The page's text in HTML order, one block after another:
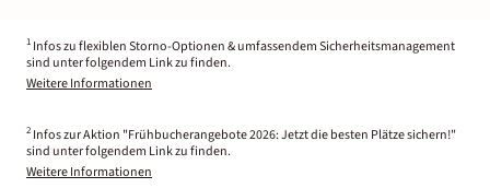
1 Infos zu flexiblen Storno-Optionen & umfassendem Sicherheitsmanagement
sind unter folgendem Link zu finden.
Weitere Informationen
2 Infos zur Aktion "Frühbucherangebote 2026: Jetzt die besten Plätze sichern!"
sind unter folgendem Link zu finden.
Weitere Informationen